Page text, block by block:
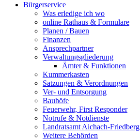
Bürgerservice
Was erledige ich wo
online Rathaus & Formulare
Planen / Bauen
Finanzen
Ansprechpartner
Verwaltungsgliederung
Ämter & Funktionen
Kummerkasten
Satzungen & Verordnungen
Ver- und Entsorgung
Bauhöfe
Feuerwehr, First Responder
Notrufe & Notdienste
Landratsamt Aichach-Friedberg
Weitere Behörden